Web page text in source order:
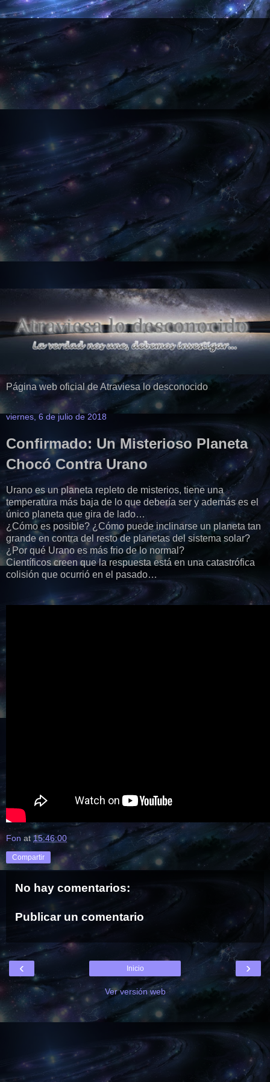
Página web oficial de Atraviesa lo desconocido
viernes, 6 de julio de 2018
Confirmado: Un Misterioso Planeta
Chocó Contra Urano
Urano es un planeta repleto de misterios, tiene una
temperatura más baja de lo que debería ser y además es el
único planeta que gira de lado…
¿Cómo es posible? ¿Cómo puede inclinarse un planeta tan
grande en contra del resto de planetas del sistema solar?
¿Por qué Urano es más frio de lo normal?
Científicos creen que la respuesta está en una catastrófica
colisión que ocurrió en el pasado…
Fon at 15:46:00
Compartir
No hay comentarios:
Publicar un comentario
‹ ›
Inicio
Ver versión web